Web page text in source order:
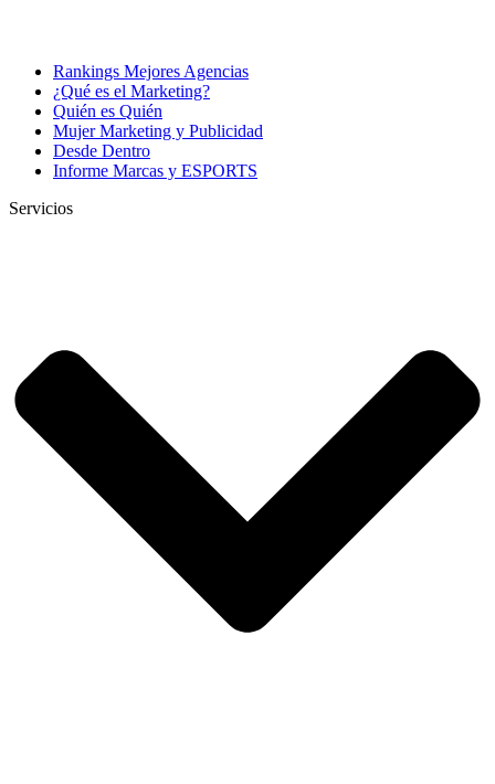
Rankings Mejores Agencias
¿Qué es el Marketing?
Quién es Quién
Mujer Marketing y Publicidad
Desde Dentro
Informe Marcas y ESPORTS
Servicios